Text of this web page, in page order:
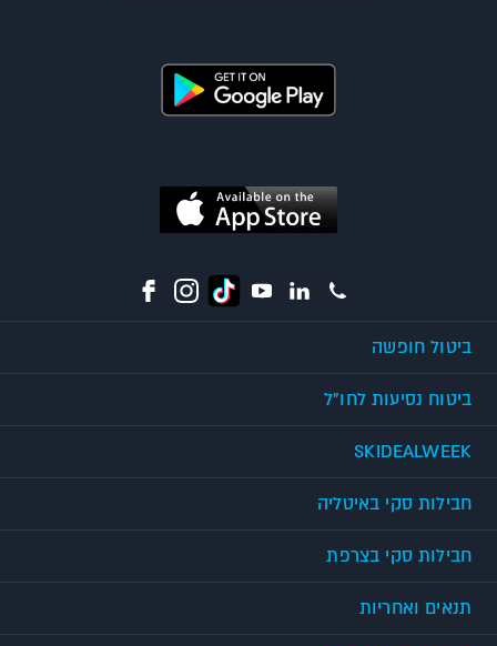
ביטול חופשה
ביטוח נסיעות לחו"ל
SKIDEALWEEK
חבילות סקי באיטליה
חבילות סקי בצרפת
תנאים ואחריות